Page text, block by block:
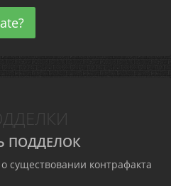
ПОДДЕЛОК
существовании контрафакта